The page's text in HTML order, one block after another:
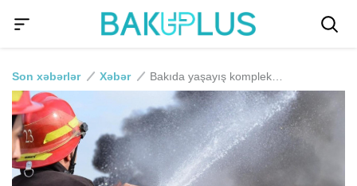
Son xəbərlər Xəbər